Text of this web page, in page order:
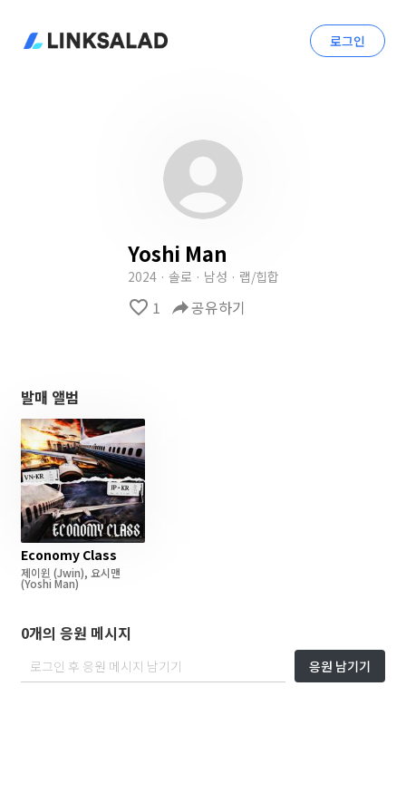
로그인
Yoshi Man
2024 · 솔로 · 남성 · 랩/힙합
favorite_border 1 reply공유하기
발매 앨범
Economy Class
제이윈 (Jwin), 요시맨
(Yoshi Man)
0개의 응원 메시지
응원 남기기